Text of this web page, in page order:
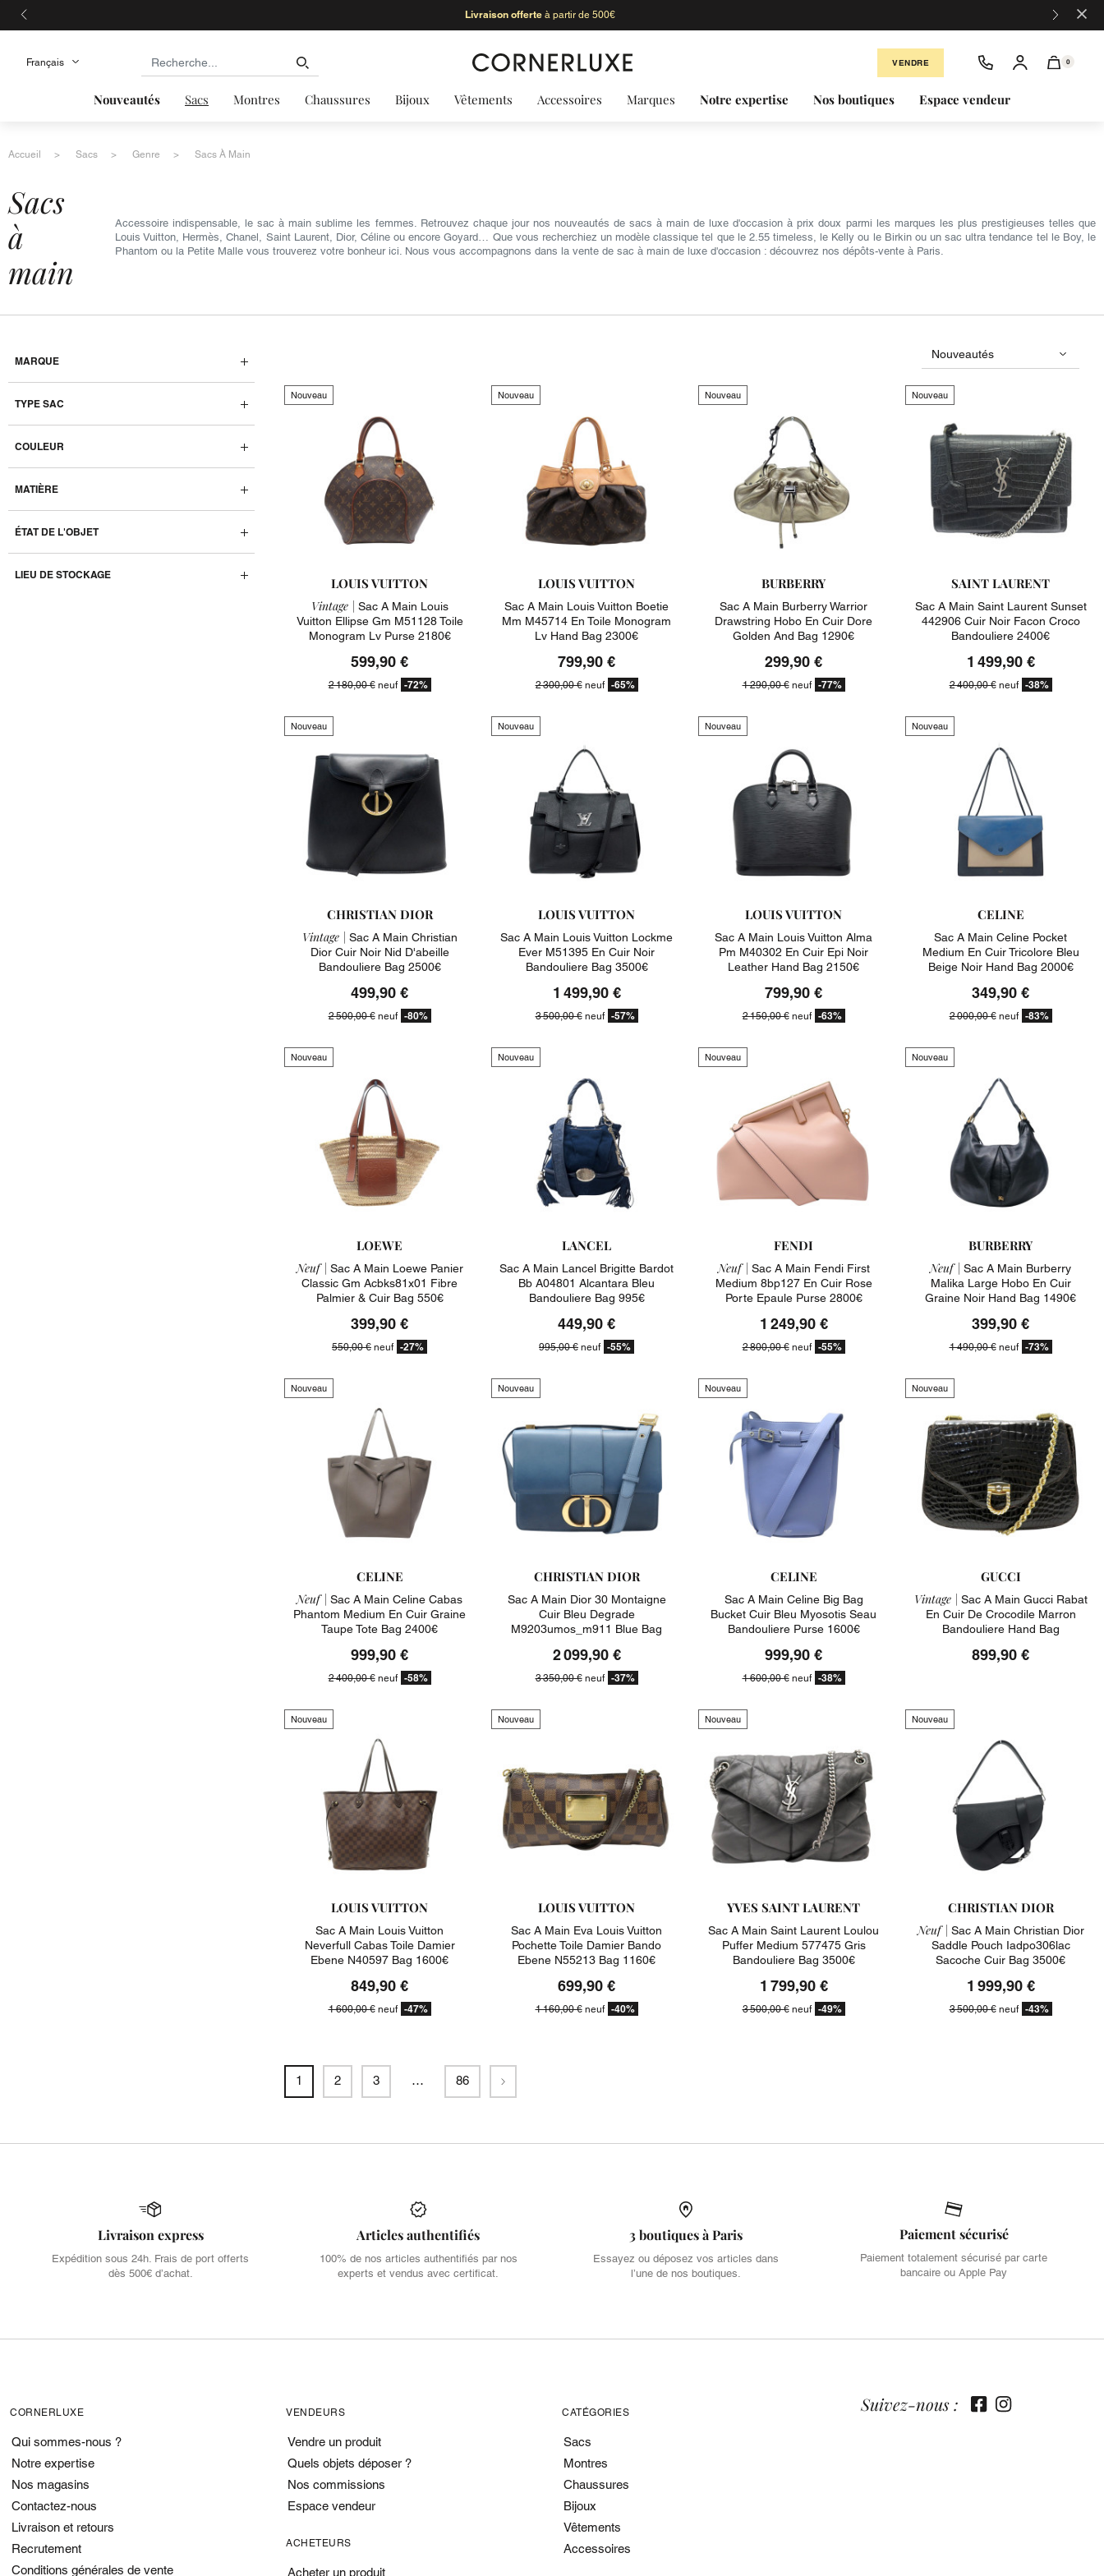
Livraison offerteà partir de 500€ ×
VENDRE 0
Nouveautés Sacs Montres Chaussures Bijoux Vêtements Accessoires Marques Notre expertise Nos boutiques Espace vendeur
Accueil Sacs Genre Sacs À Main
sacs
à
main
Accessoire indispensable, le sac à main sublime les femmes. Retrouvez chaque jour nos nouveautés de sacs à main de luxe d'occasion à prix doux parmi les marques les plus prestigieuses telles que
Louis Vuitton, Hermès, Chanel, Saint Laurent, Dior, Céline ou encore Goyard… Que vous recherchiez un modèle classique tel que le 2.55 timeless, le Kelly ou le Birkin ou un sac ultra tendance tel le Boy, le
Phantom ou la Petite Malle vous trouverez votre bonheur ici. Nous vous accompagnons dans la vente de sac à main de luxe d'occasion : découvrez nos dépôts-vente à Paris.
MARQUE
TYPE SAC
COULEUR
MATIÈRE
ÉTAT DE L'OBJET
LIEU DE STOCKAGE
Nouveau
LOUIS VUITTON
Vintage | Sac A Main Louis
Vuitton Ellipse Gm M51128 Toile
Monogram Lv Purse 2180€
599,90 €
2 180,00 €neuf -72%
Nouveau
LOUIS VUITTON
Sac A Main Louis Vuitton Boetie
Mm M45714 En Toile Monogram
Lv Hand Bag 2300€
799,90 €
2 300,00 €neuf -65%
Nouveau
BURBERRY
Sac A Main Burberry Warrior
Drawstring Hobo En Cuir Dore
Golden And Bag 1290€
299,90 €
1 290,00 €neuf -77%
Nouveau
SAINT LAURENT
Sac A Main Saint Laurent Sunset
442906 Cuir Noir Facon Croco
Bandouliere 2400€
1 499,90 €
2 400,00 €neuf -38%
Nouveau
CHRISTIAN DIOR
Vintage | Sac A Main Christian
Dior Cuir Noir Nid D'abeille
Bandouliere Bag 2500€
499,90 €
2 500,00 €neuf -80%
Nouveau
LOUIS VUITTON
Sac A Main Louis Vuitton Lockme
Ever M51395 En Cuir Noir
Bandouliere Bag 3500€
1 499,90 €
3 500,00 €neuf -57%
Nouveau
LOUIS VUITTON
Sac A Main Louis Vuitton Alma
Pm M40302 En Cuir Epi Noir
Leather Hand Bag 2150€
799,90 €
2 150,00 €neuf -63%
Nouveau
CELINE
Sac A Main Celine Pocket
Medium En Cuir Tricolore Bleu
Beige Noir Hand Bag 2000€
349,90 €
2 000,00 €neuf -83%
Nouveau
LOEWE
Neuf | Sac A Main Loewe Panier
Classic Gm Acbks81x01 Fibre
Palmier & Cuir Bag 550€
399,90 €
550,00 € neuf -27%
Nouveau
LANCEL
Sac A Main Lancel Brigitte Bardot
Bb A04801 Alcantara Bleu
Bandouliere Bag 995€
449,90 €
995,00 € neuf -55%
Nouveau
FENDI
Neuf | Sac A Main Fendi First
Medium 8bp127 En Cuir Rose
Porte Epaule Purse 2800€
1 249,90 €
2 800,00 €neuf -55%
Nouveau
BURBERRY
Neuf | Sac A Main Burberry
Malika Large Hobo En Cuir
Graine Noir Hand Bag 1490€
399,90 €
1 490,00 €neuf -73%
Nouveau
CELINE
Neuf | Sac A Main Celine Cabas
Phantom Medium En Cuir Graine
Taupe Tote Bag 2400€
999,90 €
2 400,00 €neuf -58%
Nouveau
CHRISTIAN DIOR
Sac A Main Dior 30 Montaigne
Cuir Bleu Degrade
M9203umos_m911 Blue Bag
2 099,90 €
3 350,00 €neuf -37%
Nouveau
CELINE
Sac A Main Celine Big Bag
Bucket Cuir Bleu Myosotis Seau
Bandouliere Purse 1600€
999,90 €
1 600,00 €neuf -38%
Nouveau
GUCCI
Vintage | Sac A Main Gucci Rabat
En Cuir De Crocodile Marron
Bandouliere Hand Bag
899,90 €
Nouveau
LOUIS VUITTON
Sac A Main Louis Vuitton
Neverfull Cabas Toile Damier
Ebene N40597 Bag 1600€
849,90 €
1 600,00 €neuf -47%
Nouveau
LOUIS VUITTON
Sac A Main Eva Louis Vuitton
Pochette Toile Damier Bando
Ebene N55213 Bag 1160€
699,90 €
1 160,00 €neuf -40%
Nouveau
YVES SAINT LAURENT
Sac A Main Saint Laurent Loulou
Puffer Medium 577475 Gris
Bandouliere Bag 3500€
1 799,90 €
3 500,00 €neuf -49%
Nouveau
CHRISTIAN DIOR
Neuf | Sac A Main Christian Dior
Saddle Pouch Iadpo306lac
Sacoche Cuir Bag 3500€
1 999,90 €
3 500,00 €neuf -43%
1 2 3 … 86 Suivant
Livraison express
Expédition sous 24h. Frais de port offerts
dès 500€ d’achat.
Articles authentifiés
100% de nos articles authentifiés par nos
experts et vendus avec certificat.
3 boutiques à Paris
Essayez ou déposez vos articles dans
l’une de nos boutiques.
Paiement sécurisé
Paiement totalement sécurisé par carte
bancaire ou Apple Pay
CORNERLUXE
Qui sommes-nous ?
Notre expertise
Nos magasins
Contactez-nous
Livraison et retours
Recrutement
Conditions générales de vente
VENDEURS
Vendre un produit
Quels objets déposer ?
Nos commissions
Espace vendeur
ACHETEURS
Acheter un produit
CATÉGORIES
Sacs
Montres
Chaussures
Bijoux
Vêtements
Accessoires
Suivez-nous :